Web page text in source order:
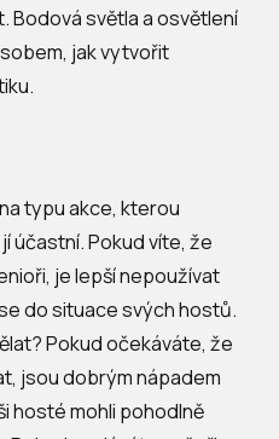
Bodová světla a osvětlení
jak vytvořit
typu akce, kterou
účastní. Pokud víte, že
je lepší nepoužívat
do situace svých hostů.
Pokud očekáváte, že
jsou dobrým nápadem
hosté mohli pohodlně